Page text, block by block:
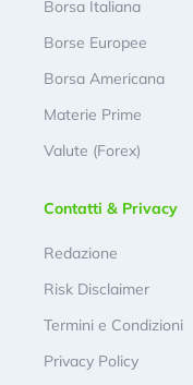
Borsa Italiana
Borse Europee
Borsa Americana
Materie Prime
Valute (Forex)
Contatti & Privacy
Redazione
Risk Disclaimer
Termini e Condizioni
Privacy Policy